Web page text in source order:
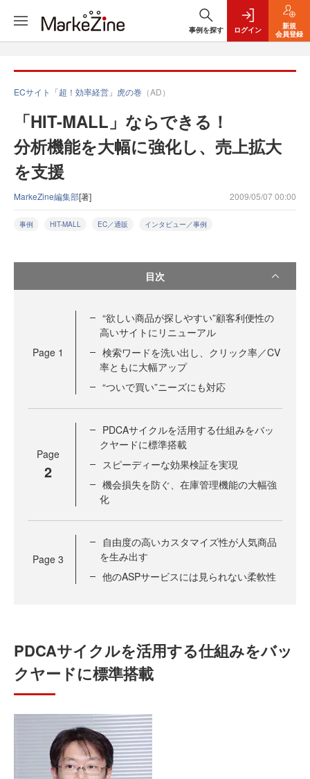
事例を探す ログイン
新規
会員登録
ECサイト「超！効率経営」虎の巻 （AD）
「HIT-MALL」ならできる！
分析機能を大幅に強化し、売上拡大
を支援
MarkeZine編集部[著] 2009/05/07 00:00
事例 HIT-MALL EC／通販 インタビュー／事例
目次
Page 1
“欲しい商品が探しやすい”顧客利便性の
高いサイトにリニューアル
検索ワードを洗い出し、クリック率／CV
率ともに大幅アップ
“ついで買い”ニーズにも対応
Page
2
PDCAサイクルを活用する仕組みをバッ
クヤードに標準搭載
スピーディーな効果検証を実現
機会損失を防ぐ、在庫管理機能の大幅強
化
Page 3
自由度の高いカスタマイズ性が人気商品
を生み出す
他のASPサービスには見られない柔軟性
PDCAサイクルを活用する仕組みをバッ
クヤードに標準搭載